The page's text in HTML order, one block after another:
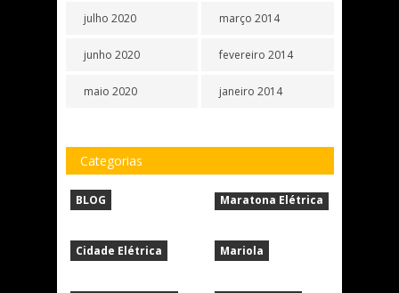
julho 2020
junho 2020
maio 2020
março 2014
fevereiro 2014
janeiro 2014
Categorias
BLOG
Cidade Elétrica
Maratona Elétrica
Mariola